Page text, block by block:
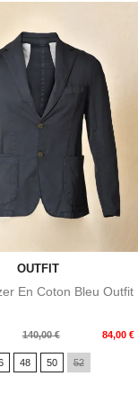
OUTFIT
En Coton Bleu Outfit
140,00 € 84,00 €
48 50 52